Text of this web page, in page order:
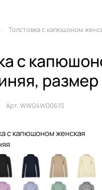
Толстовка с капюшоном
с
размер
Арт. WW04W0061S
с капюшоном женская